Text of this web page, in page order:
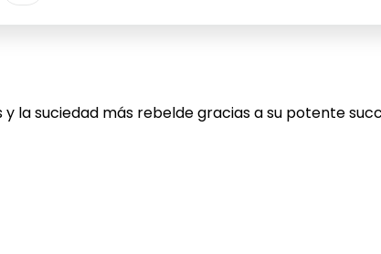
la suciedad más rebelde gracias a su potente